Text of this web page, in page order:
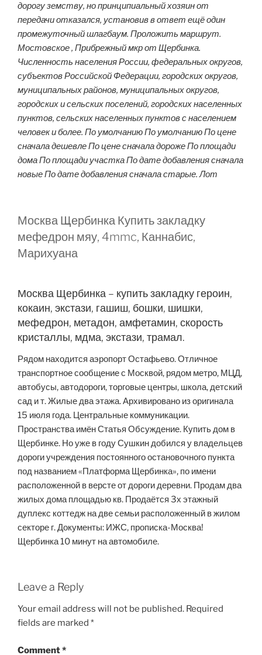
дорогу земству, но принципиальный хозяин от
передачи отказался, установив в ответ ещё один
промежуточный шлагбаум. Проложить маршрут.
Мостовское , Прибрежный мкр от Щербинка.
Численность населения России, федеральных округов,
субъектов Российской Федерации, городских округов,
муниципальных районов, муниципальных округов,
городских и сельских поселений, городских населенных
пунктов, сельских населенных пунктов с населением
человек и более. По умолчанию По умолчанию По цене
сначала дешевле По цене сначала дороже По площади
дома По площади участка По дате добавления сначала
новые По дате добавления сначала старые. Лот
Москва Щербинка Купить закладку
мефедрон мяу, 4mmc, Каннабис,
Марихуана
Москва Щербинка – купить закладку героин,
кокаин, экстази, гашиш, бошки, шишки,
мефедрон, метадон, амфетамин, скорость
кристаллы, мдма, экстази, трамал.
Рядом находится аэропорт Остафьево. Отличное
транспортное сообщение с Москвой, рядом метро, МЦД,
автобусы, автодороги, торговые центры, школа, детский
сад и т. Жилые два этажа. Архивировано из оригинала
15 июля года. Центральные коммуникации.
Пространства имён Статья Обсуждение. Купить дом в
Щербинке. Но уже в году Сушкин добился у владельцев
дороги учреждения постоянного остановочного пункта
под названием «Платформа Щербинка», по имени
расположенной в версте от дороги деревни. Продам два
жилых дома площадью кв. Продаётся 3х этажный
дуплекс коттедж на две семьи расположенный в жилом
секторе г. Документы: ИЖС, прописка-Москва!
Щербинка 10 минут на автомобиле.
Leave a Reply
Your email address will not be published. Required
fields are marked *
Comment*